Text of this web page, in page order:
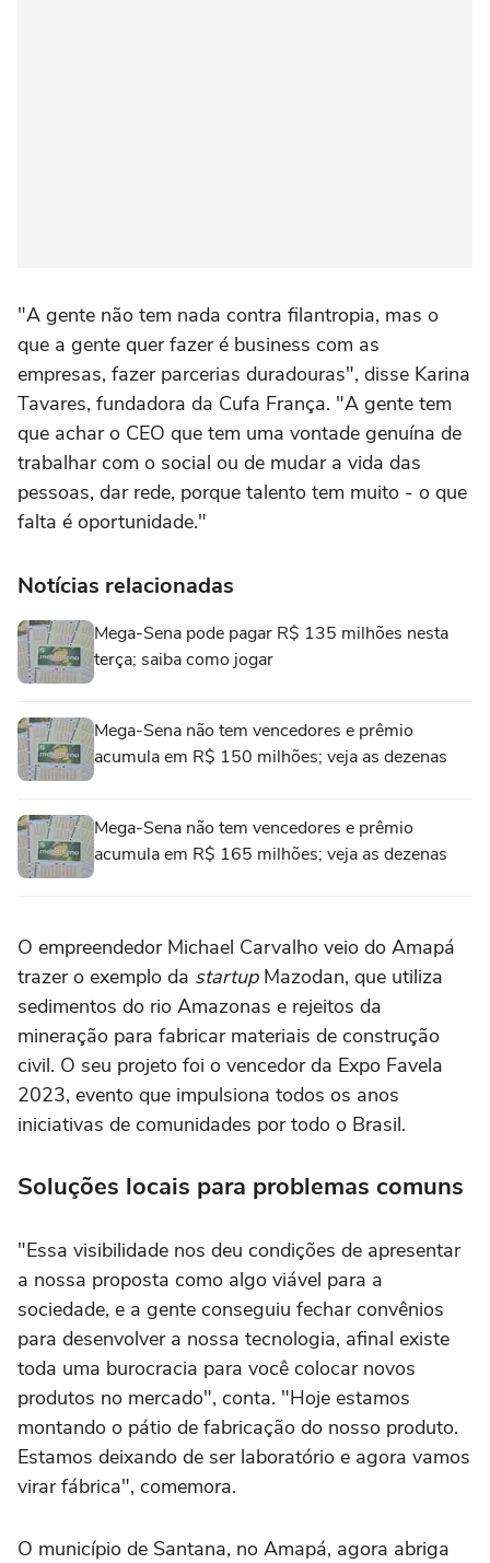
"A gente não tem nada contra filantropia, mas o
que a gente quer fazer é business com as
empresas, fazer parcerias duradouras", disse Karina
Tavares, fundadora da Cufa França. "A gente tem
que achar o CEO que tem uma vontade genuína de
trabalhar com o social ou de mudar a vida das
pessoas, dar rede, porque talento tem muito - o que
falta é oportunidade."
Notícias relacionadas
Mega-Sena pode pagar R$ 135 milhões nesta
terça; saiba como jogar
Mega-Sena não tem vencedores e prêmio
acumula em R$ 150 milhões; veja as dezenas
Mega-Sena não tem vencedores e prêmio
acumula em R$ 165 milhões; veja as dezenas
O empreendedor Michael Carvalho veio do Amapá
trazer o exemplo da startupMazodan, que utiliza
sedimentos do rio Amazonas e rejeitos da
mineração para fabricar materiais de construção
civil. O seu projeto foi o vencedor da Expo Favela
2023, evento que impulsiona todos os anos
iniciativas de comunidades por todo o Brasil.
Soluções locais para problemas comuns
"Essa visibilidade nos deu condições de apresentar
a nossa proposta como algo viável para a
sociedade, e a gente conseguiu fechar convênios
para desenvolver a nossa tecnologia, afinal existe
toda uma burocracia para você colocar novos
produtos no mercado", conta. "Hoje estamos
montando o pátio de fabricação do nosso produto.
Estamos deixando de ser laboratório e agora vamos
virar fábrica", comemora.
O município de Santana, no Amapá, agora abriga